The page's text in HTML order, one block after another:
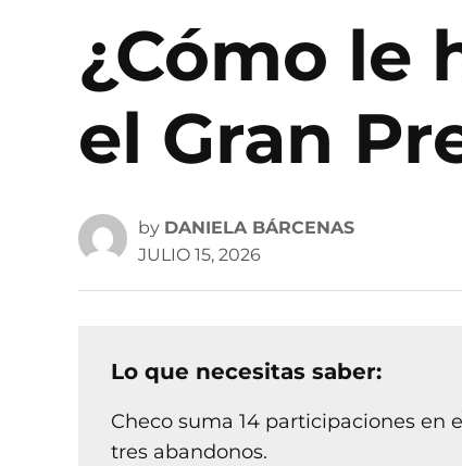
¿Cómo le
el Gran
by DANIELA BÁRCENAS
JULIO 15, 2026
Lo que necesitas saber:
Checo suma 14 participaciones en
tres abandonos.